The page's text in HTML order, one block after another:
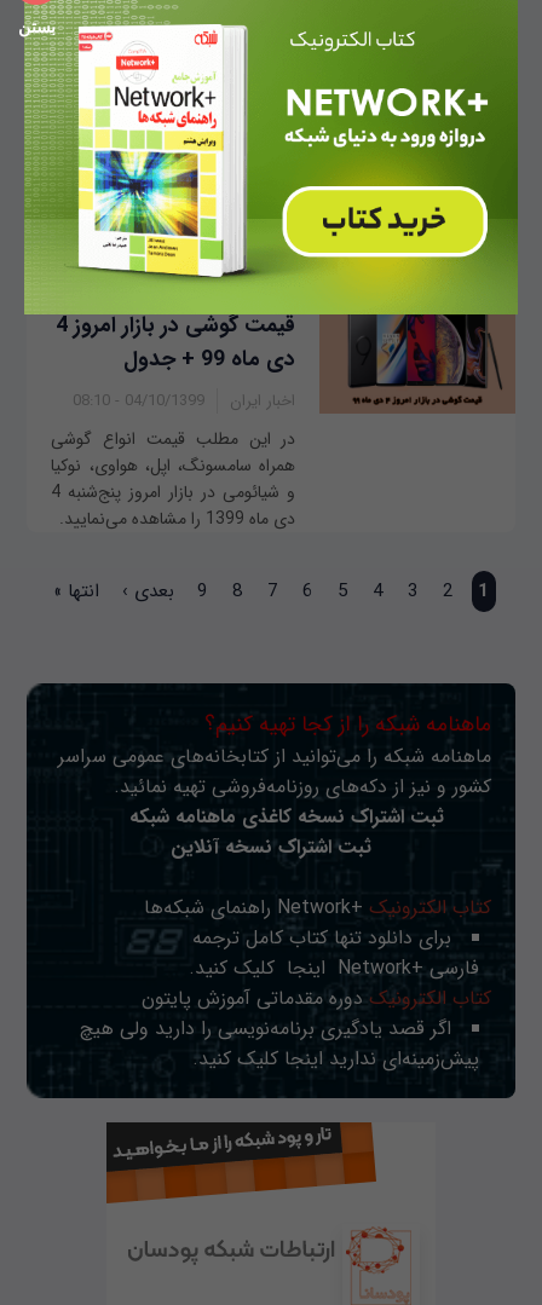
بستن
قیمت گوشی در بازار امروز 6
دی ماه 99 + جدول
اخبار ایران 06/10/1399 - 07:25
در این مطلب قیمت انواع گوشی
همراه سامسونگ، اپل، هواوی، نوکیا
و شیائومی در بازار امروز ‌‌شنبه 6 دی
ماه 1399 را مشاهده می‌نمایید.
قیمت گوشی در بازار امروز 4
دی ماه 99 + جدول
اخبار ایران 04/10/1399 - 08:10
در این مطلب قیمت انواع گوشی
همراه سامسونگ، اپل، هواوی، نوکیا
و شیائومی در بازار امروز پنج‌‌شنبه 4
دی ماه 1399 را مشاهده می‌نمایید.
1
2
3
4
5
6
7
8
9 بعدی › انتها »
ماهنامه شبکه را از کجا تهیه کنیم؟
ماهنامه شبکه را می‌توانید از کتابخانه‌های عمومی سراسر
کشور و نیز از دکه‌های روزنامه‌فروشی تهیه نمائید.
ثبت اشتراک نسخه کاغذی ماهنامه شبکه
ثبت اشتراک نسخه آنلاین
کتاب الکترونیک +Network راهنمای شبکه‌ها
برای دانلود تنها کتاب کامل ترجمه
فارسی +Network
اینجا کلیک کنید.
کتاب الکترونیک دوره مقدماتی آموزش پایتون
اگر قصد یادگیری برنامه‌نویسی را دارید ولی هیچ
پیش‌زمینه‌ای ندارید اینجا کلیک کنید.